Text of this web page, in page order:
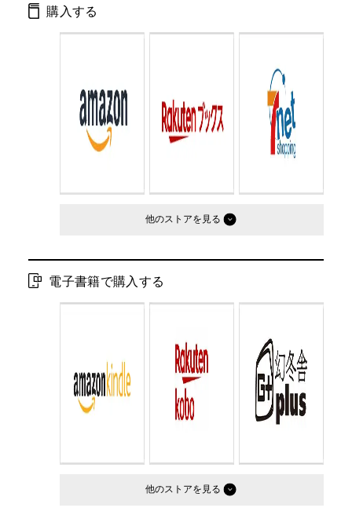
ページ数：
判型： B6判変型
購入する
他のストア
電子書籍で購入する
他のストア